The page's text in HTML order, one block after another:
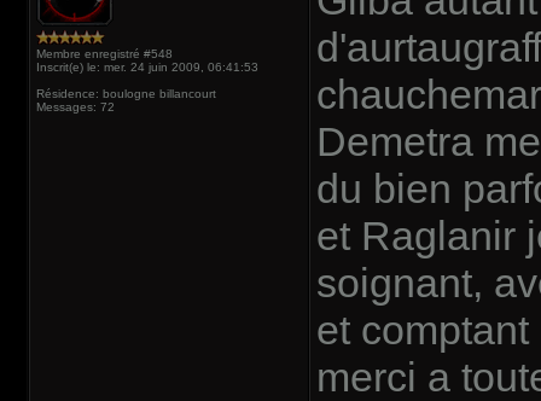
Membre enregistré #548
Inscrit(e) le: mer. 24 juin 2009, 06:41:53
Résidence: boulogne billancourt
Messages: 72
Demetra
du bien
et Raglanir
soignant,
et
merci a